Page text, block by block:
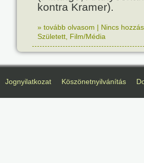
kontra Kramer).
» tovább olvasom | Nincs
Született Film/Média
Jognyilatkozat Köszönetnyilvánítás